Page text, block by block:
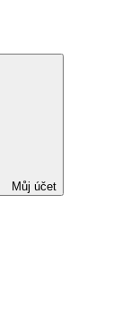
Můj účet